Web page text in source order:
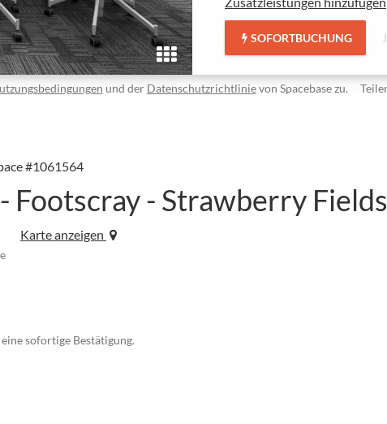
SOFORTBUCHUNG
und der Datenschutzrichtlinievon Spacebase zu.
#1061564
Footscray - Strawberry Fields
Karte anzeigen
sofortige Bestätigung.